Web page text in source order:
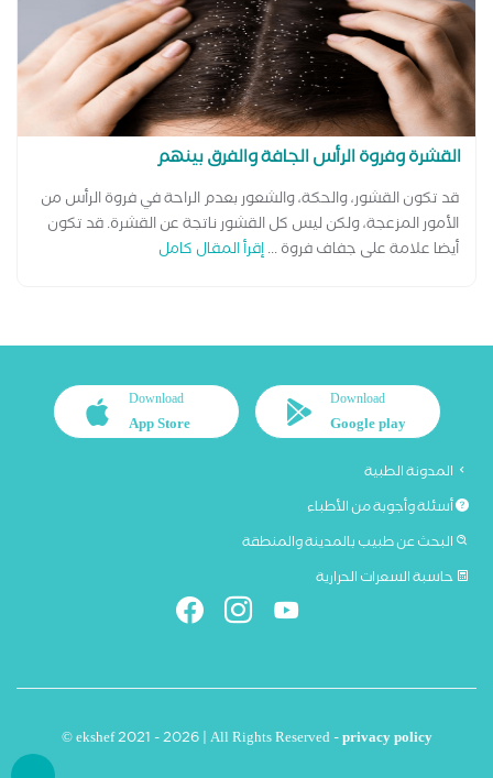
القشرة وفروة الرأس الجافة والفرق بينهم
قد تكون القشور، والحكة، والشعور بعدم الراحة في فروة الرأس من
الأمور المزعجة، ولكن ليس كل القشور ناتجة عن القشرة. قد تكون
أيضا علامة على جفاف فروة ...إقرأ المقال كامل
Download
Google play
Download
App Store
المدونة الطبية
أسئلة وأجوبة من الأطباء
البحث عن طبيب بالمدينة والمنطقة
حاسبة السعرات الحرارية
© ekshef 2021 - 2026 | All Rights Reserved -privacy policy